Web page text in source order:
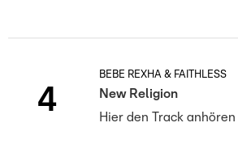
4
BEBE REXHA & FAITHLESS
New Religion
Hier den Track